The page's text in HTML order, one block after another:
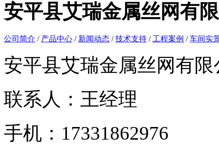
安平县艾瑞金属丝网有
公司简介 / 产品中心 / 新闻动态 /技术支持 / 工程案例 /车间实
安平县艾瑞金属丝网有限
联系人：王经理
手机：17331862976